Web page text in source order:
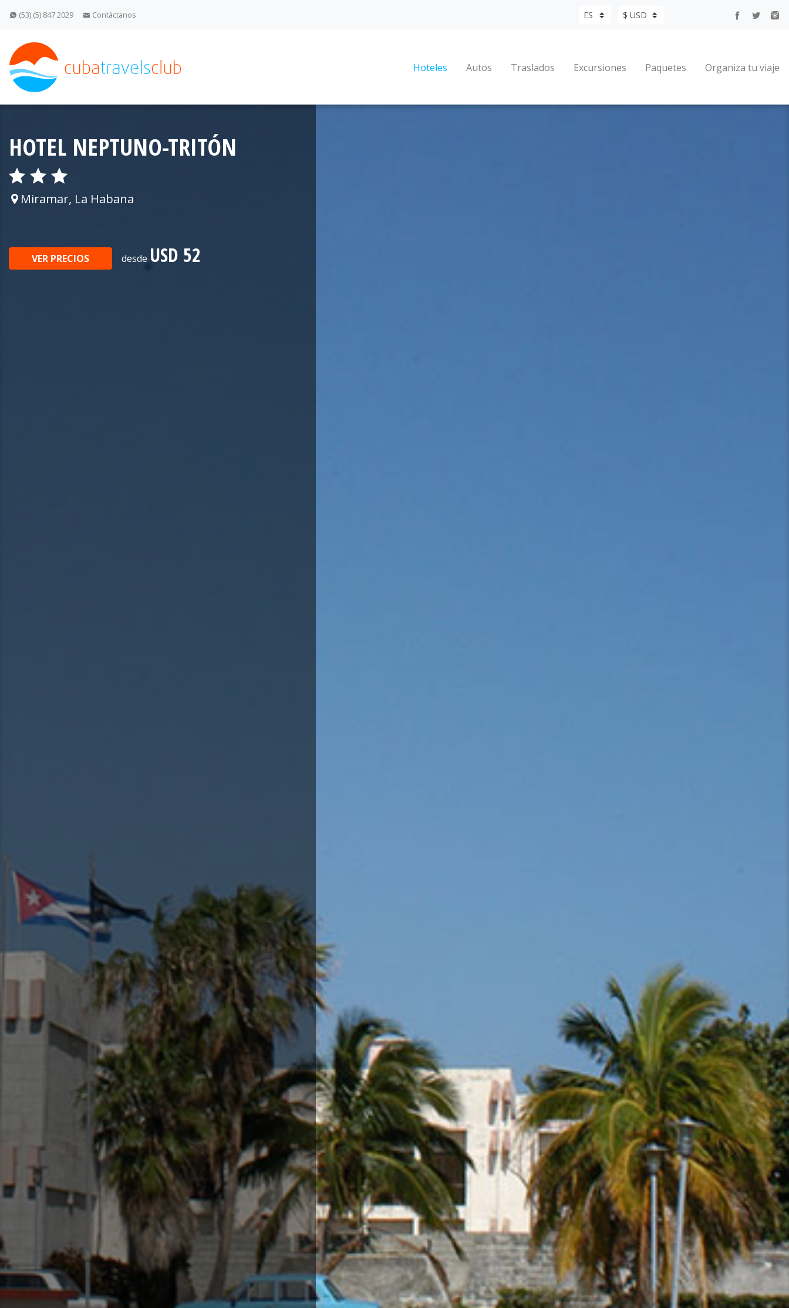
(53) (5) 847 2029 Contáctanos
Hoteles Autos Traslados Excursiones Paquetes Organiza tu viaje
HOTEL NEPTUNO-TRITÓN
Miramar, La Habana
VER PRECIOS desde USD 52